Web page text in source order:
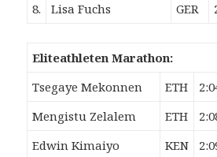
8.
Lisa Fuchs GER
Eliteathleten Marathon:
Tsegaye Mekonnen
ETH
Mengistu Zelalem
ETH
Edwin Kimaiyo
KEN